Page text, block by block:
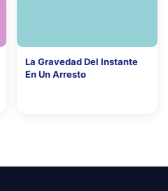
La Gravedad Del Instante
En Un Arresto